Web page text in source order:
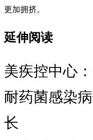
更加拥挤。
延伸阅读
美疾控中心
耐药菌感染
长